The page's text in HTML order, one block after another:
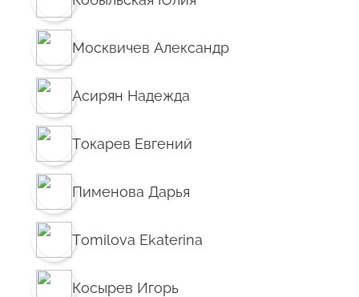
Москвичев Александр
Асирян Надежда
Токарев Евгений
Пименова Дарья
Tomilova Ekaterina
Косырев Игорь